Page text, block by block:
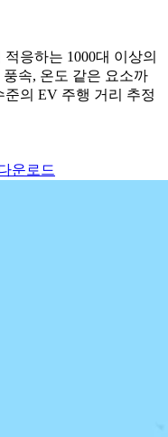
응하는 1000대 이상의
속, 온도 같은 요소까
의 EV 주행 거리 추정